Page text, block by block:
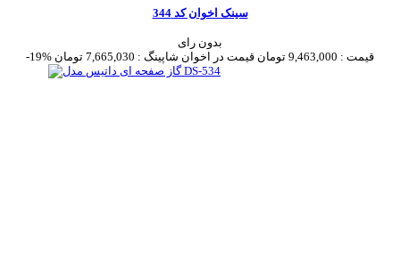
سینک اخوان کد 344
بدون رای
-19%
قیمت : 9,463,000 تومان قیمت در اخوان شاپینگ : 7,665,030 تومان